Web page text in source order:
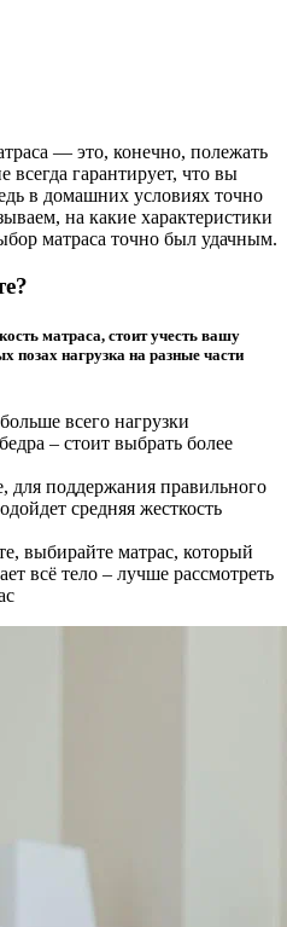
— это, конечно, полежать
всегда гарантирует, что вы
в домашних условиях точно
на какие характеристики
матраса точно был удачным.
матраса, стоит учесть вашу
позах нагрузка на разные части
всего нагрузки
– стоит выбрать более
для поддержания правильного
средняя жесткость
выбирайте матрас, который
всё тело – лучше рассмотреть